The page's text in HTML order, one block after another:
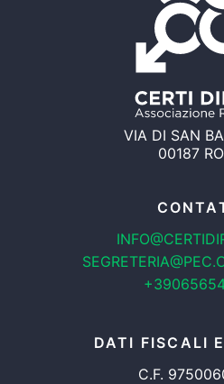
VIA DI SAN
00187
DATI FISCALI
C.F.